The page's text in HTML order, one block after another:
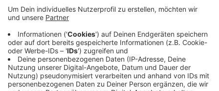
vorgestellt:Starfield,ein Open-World Spiel, indem die
Spieler im Jahre 2330 die Galaxie erkunden können
und
Forza Motorsport 8, der neue Titel der Rennspiel-
Reihe .Weitere Spielneuheiten, die auf der Messe
präsentiert werden, sind zum Beispiel der neue Teil der
Assasins CreedReihe (Ubisoft) ,Sonic Superstars
(Sega) oderMortal Kombat 1(Warner).